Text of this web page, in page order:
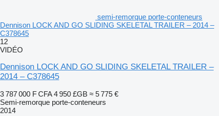
semi-remorque porte-conteneurs
Dennison LOCK AND GO SLIDING SKELETAL TRAILER – 2014 –
C378645
12
VIDÉO
Dennison LOCK AND GO SLIDING SKELETAL TRAILER –
2014 – C378645
3 787 000 F CFA 4 950 £GB ≈ 5 775 €
Semi-remorque porte-conteneurs
2014